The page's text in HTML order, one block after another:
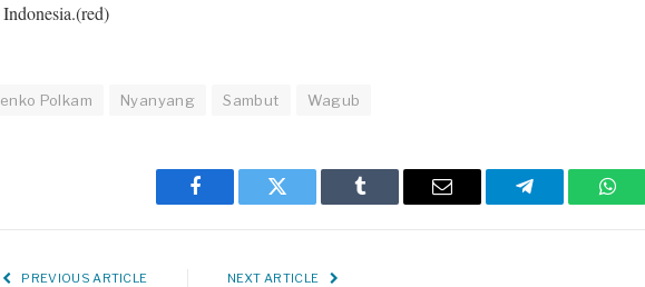
Polkam Nyanyang Sambut Wagub
Facebook Twitter Tumblr Email Telegram
PREVIOUS ARTICLE NEXT ARTICLE